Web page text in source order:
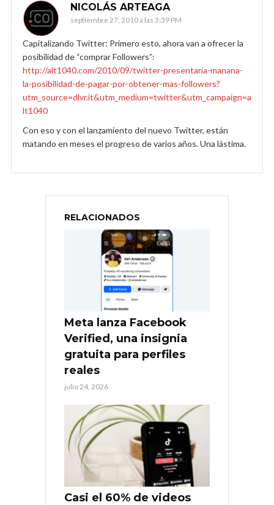
NICOLÁS ARTEAGA
septiembre 27, 2010 a las 3:39 PM
Capitalizando Twitter: Primero esto, ahora van a ofrecer la
posibilidad de “comprar Followers”:
http://alt1040.com/2010/09/twitter-presentaria-manana-
la-posibilidad-de-pagar-por-obtener-mas-followers?
utm_source=dlvr.it&utm_medium=twitter&utm_campaign=a
lt1040
Con eso y con el lanzamiento del nuevo Twitter, están
matando en meses el progreso de varios años. Una lástima.
RELACIONADOS
Meta lanza Facebook
Verified, una insignia
gratuita para perfiles
reales
julio 24, 2026
Casi el 60% de videos